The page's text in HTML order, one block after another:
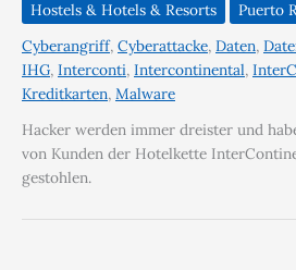
Hostels & Hotels & Resorts Puerto
Cyberangriff, Cyberattacke, Daten,
IHG, Interconti, Intercontinental,
Kreditkarten, Malware
Hacker werden immer dreister und
von Kunden der Hotelkette
gestohlen.